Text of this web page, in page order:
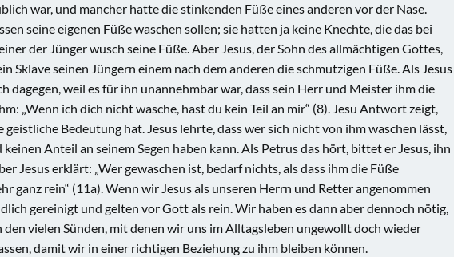
war, und mancher hatte die stinkenden Füße eines anderen vor der Nase.
seine eigenen Füße waschen sollen; sie hatten ja keine Knechte, die das bei
der Jünger wusch seine Füße. Aber Jesus, der Sohn des allmächtigen Gottes,
Sklave seinen Jüngern einem nach dem anderen die schmutzigen Füße. Als Jesus
dagegen, weil es für ihn unannehmbar war, dass sein Herr und Meister ihm die
„Wenn ich dich nicht wasche, hast du kein Teil an mir“ (8). Jesu Antwort zeigt,
geistliche Bedeutung hat. Jesus lehrte, dass wer sich nicht von ihm waschen lässt,
Anteil an seinem Segen haben kann. Als Petrus das hört, bittet er Jesus, ihn
Jesus erklärt: „Wer gewaschen ist, bedarf nichts, als dass ihm die Füße
ganz rein“ (11a). Wenn wir Jesus als unseren Herrn und Retter angenommen
gereinigt und gelten vor Gott als rein. Wir haben es dann aber dennoch nötig,
den vielen Sünden, mit denen wir uns im Alltagsleben ungewollt doch wieder
damit wir in einer richtigen Beziehung zu ihm bleiben können.